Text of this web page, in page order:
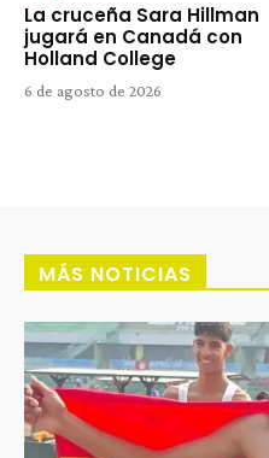
La cruceña Sara Hillman
jugará en Canadá con
Holland College
6 de agosto de 2026
MÁS NOTICIAS